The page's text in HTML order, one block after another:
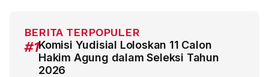
BERITA TERPOPULER
#1Komisi Yudisial Loloskan 11 Calon
Hakim Agung dalam Seleksi Tahun
2026